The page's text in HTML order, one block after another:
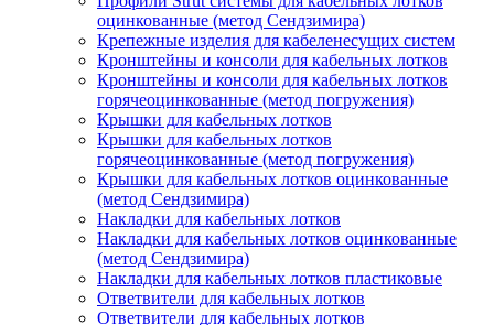
оцинкованные (метод Сендзимира)
Крепежные изделия для кабеленесущих систем
Кронштейны и консоли для кабельных лотков
Кронштейны и консоли для кабельных лотков
горячеоцинкованные (метод погружения)
Крышки для кабельных лотков
Крышки для кабельных лотков
горячеоцинкованные (метод погружения)
Крышки для кабельных лотков оцинкованные
(метод Сендзимира)
Накладки для кабельных лотков
Накладки для кабельных лотков оцинкованные
(метод Сендзимира)
Накладки для кабельных лотков пластиковые
Ответвители для кабельных лотков
Ответвители для кабельных лотков